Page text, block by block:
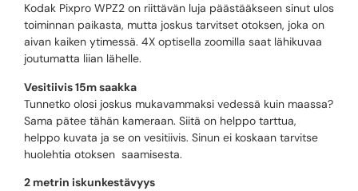
Kodak Pixpro WPZ2 on riittävän luja päästääkseen sinut ulos
toiminnan paikasta, mutta joskus tarvitset otoksen, joka on
aivan kaiken ytimessä. 4X optisella zoomilla saat lähikuvaa
joutumatta liian lähelle.
Vesitiivis 15m saakka
Tunnetko olosi joskus mukavammaksi vedessä kuin maassa?
Sama pätee tähän kameraan. Siitä on helppo tarttua,
helppo kuvata ja se on vesitiivis. Sinun ei koskaan tarvitse
huolehtia otoksen saamisesta.
2 metrin iskunkestävyys